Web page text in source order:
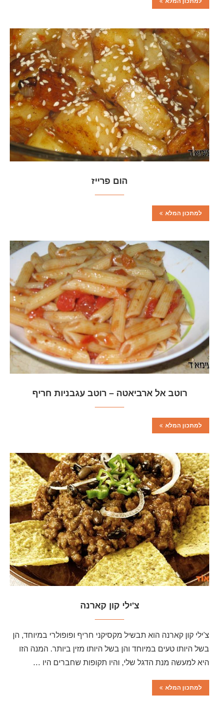
הום פרייז
למתכון המלא
רוטב אל ארביאטה – רוטב עגבניות חריף
למתכון המלא
צ'ילי קון קארנה
צ'ילי קון קארנה הוא תבשיל מקסיקני חריף ופופולרי במיוחד, הן
בשל היותו טעים במיוחד והן בשל היותו מזין ביותר. המנה הזו
היא למעשה מנת הדגל שלי, והיו תקופות שחברים היו …
למתכון המלא